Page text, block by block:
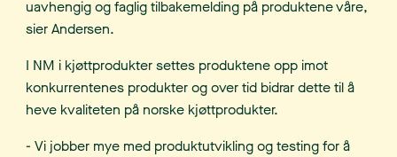
uavhengig og faglig tilbakemelding på produktene våre,
sier Andersen.
I NM i kjøttprodukter settes produktene opp imot
konkurrentenes produkter og over tid bidrar dette til å
heve kvaliteten på norske kjøttprodukter.
- Vi jobber mye med produktutvikling og testing for å